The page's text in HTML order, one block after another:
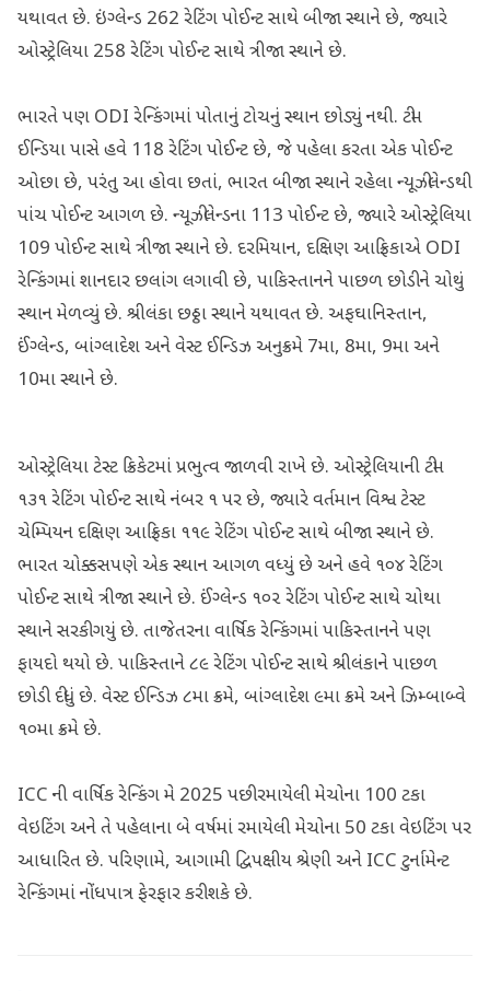
યથાવત છે. ઇંગ્લેન્ડ 262 રેટિંગ પોઈન્ટ સાથે બીજા સ્થાને છે, જ્યારે
ઓસ્ટ્રેલિયા 258 રેટિંગ પોઈન્ટ સાથે ત્રીજા સ્થાને છે.
ભારતે પણ ODI રેન્કિંગમાં પોતાનું ટોચનું સ્થાન છોડ્યું નથી. ટીમ
ઈન્ડિયા પાસે હવે 118 રેટિંગ પોઈન્ટ છે, જે પહેલા કરતા એક પોઈન્ટ
ઓછા છે, પરંતુ આ હોવા છતાં, ભારત બીજા સ્થાને રહેલા ન્યૂઝીલેન્ડથી
પાંચ પોઈન્ટ આગળ છે. ન્યૂઝીલેન્ડના 113 પોઈન્ટ છે, જ્યારે ઓસ્ટ્રેલિયા
109 પોઈન્ટ સાથે ત્રીજા સ્થાને છે. દરમિયાન, દક્ષિણ આફ્રિકાએ ODI
રેન્કિંગમાં શાનદાર છલાંગ લગાવી છે, પાકિસ્તાનને પાછળ છોડીને ચોથું
સ્થાન મેળવ્યું છે. શ્રીલંકા છઠ્ઠા સ્થાને યથાવત છે. અફઘાનિસ્તાન,
ઈંગ્લેન્ડ, બાંગ્લાદેશ અને વેસ્ટ ઈન્ડિઝ અનુક્રમે 7મા, 8મા, 9મા અને
10મા સ્થાને છે.
ઓસ્ટ્રેલિયા ટેસ્ટ ક્રિકેટમાં પ્રભુત્વ જાળવી રાખે છે. ઓસ્ટ્રેલિયાની ટીમ
૧૩૧ રેટિંગ પોઈન્ટ સાથે નંબર ૧ પર છે, જ્યારે વર્તમાન વિશ્વ ટેસ્ટ
ચેમ્પિયન દક્ષિણ આફ્રિકા ૧૧૯ રેટિંગ પોઈન્ટ સાથે બીજા સ્થાને છે.
ભારત ચોક્કસપણે એક સ્થાન આગળ વધ્યું છે અને હવે ૧૦૪ રેટિંગ
પોઈન્ટ સાથે ત્રીજા સ્થાને છે. ઈંગ્લેન્ડ ૧૦૨ રેટિંગ પોઈન્ટ સાથે ચોથા
સ્થાને સરકી ગયું છે. તાજેતરના વાર્ષિક રેન્કિંગમાં પાકિસ્તાનને પણ
ફાયદો થયો છે. પાકિસ્તાને ૮૯ રેટિંગ પોઈન્ટ સાથે શ્રીલંકાને પાછળ
છોડી દીધું છે. વેસ્ટ ઈન્ડિઝ ૮મા ક્રમે, બાંગ્લાદેશ ૯મા ક્રમે અને ઝિમ્બાબ્વે
૧૦મા ક્રમે છે.
ICC ની વાર્ષિક રેન્કિંગ મે 2025 પછી રમાયેલી મેચોના 100 ટકા
વેઇટિંગ અને તે પહેલાના બે વર્ષમાં રમાયેલી મેચોના 50 ટકા વેઇટિંગ પર
આધારિત છે. પરિણામે, આગામી દ્વિપક્ષીય શ્રેણી અને ICC ટુર્નામેન્ટ
રેન્કિંગમાં નોંધપાત્ર ફેરફાર કરી શકે છે.